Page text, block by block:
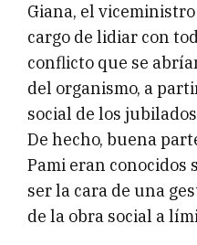
Giana, el
cargo de lidiar con
conflicto que se
del organismo, a
social de los
De hecho, buena
Pami eran conocidos
ser la cara de una
de la obra social a